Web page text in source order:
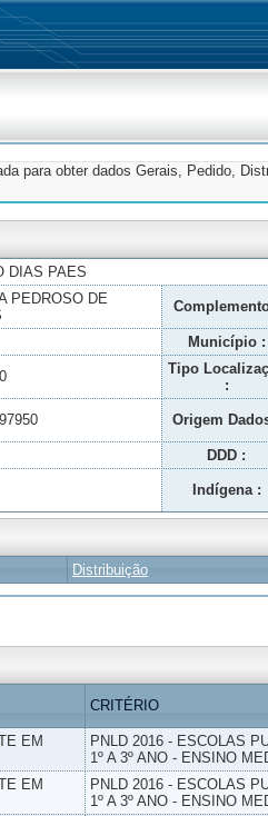
para obter dados Gerais, Pedido,
DIAS PAES
PEDROSO DE
Município :
Tipo
:
Origem
DDD :
Indígena :
Distribuição
CRITÉRIO
EM
PNLD 2016 - ESCOLAS
1º A 3º ANO - ENSINO
EM
PNLD 2016 - ESCOLAS
1º A 3º ANO - ENSINO